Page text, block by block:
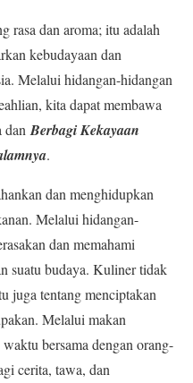
rasa dan aroma; itu adalah
kebudayaan dan
Melalui hidangan-hidangan
kita dapat membawa
dan Berbagi Kekayaan
.
dan menghidupkan
Melalui hidangan-
dan memahami
suatu budaya. Kuliner tidak
juga tentang menciptakan
Melalui makan
bersama dengan orang-
cerita, tawa, dan